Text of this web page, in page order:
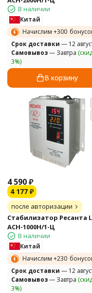
В наличии
Китай
Начислим +300
Cрок доставки — 12
Самовывоз— Завтра
3%)
В корзину
4 590₽
4 177 ₽
после авторизации
Стабилизатор Ресанта
АСН-1000Н/1-Ц
В наличии
Китай
Начислим +230
Cрок доставки — 12
Самовывоз— Завтра
3%)